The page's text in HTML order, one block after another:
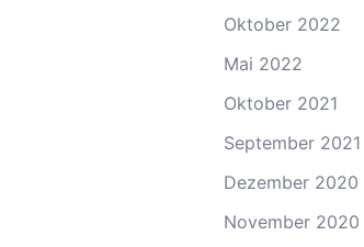
Oktober 2022
Mai 2022
Oktober 2021
September 2021
Dezember 2020
November 2020